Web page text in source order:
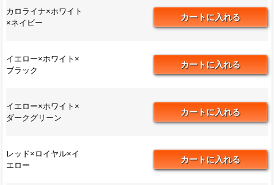
カロライナ×ホワイト
×ネイビー
イエロー×ホワイト×
ブラック
イエロー×ホワイト×
ダークグリーン
レッド×ロイヤル×イ
エロー